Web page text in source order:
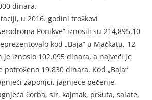
dinara.
u 2016. godini troškovi
Ponikve“ iznosili su 214,895,10
kod „Baja“ u Mačkatu, 12
je iznosio 102.095 dinara, a najveći je
potrošeno 19.830 dinara. Kod „Baja“
zaponjci, jagnjeće pečenje,
čorba, sir, kajmak, pršuta, salate,